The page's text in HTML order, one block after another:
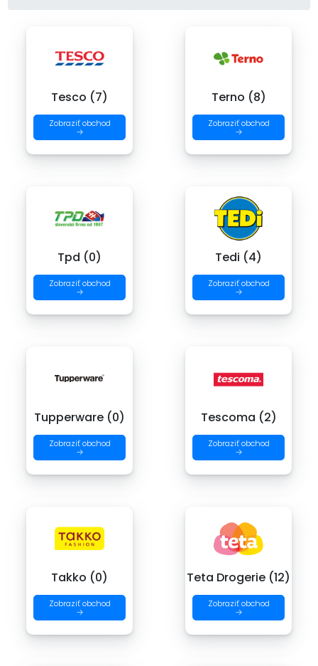
Tesco (7)
Zobraziť obchod
→
Terno (8)
Zobraziť obchod
→
Tpd (0)
Zobraziť obchod
→
Tedi (4)
Zobraziť obchod
→
Tupperware (0)
Zobraziť obchod
→
Tescoma (2)
Zobraziť obchod
→
Takko (0)
Zobraziť obchod
→
Teta Drogerie (12)
Zobraziť obchod
→